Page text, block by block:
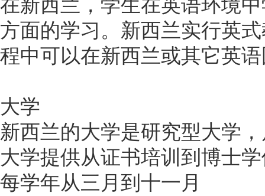
在新西兰， 学生在英语环境
方面的学习。新西兰实行英
程中可以在新西兰或其它英
大学
新西兰的大学是研究型大学
大学提供从证书培训到博士
每学年从三月到十一月